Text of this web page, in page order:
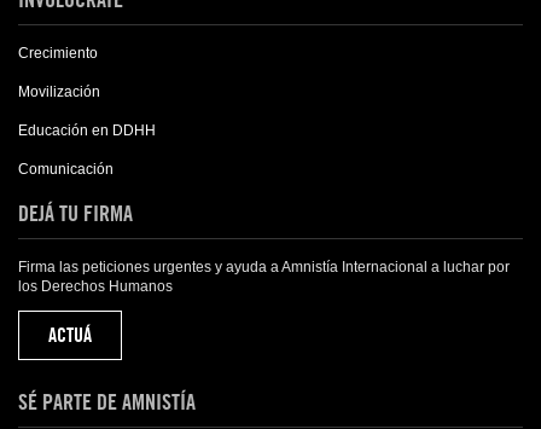
Crecimiento
Movilización
Educación en DDHH
Comunicación
DEJÁ TU FIRMA
Firma las peticiones urgentes y ayuda a Amnistía Internacional a luchar por
los Derechos Humanos
ACTUÁ
SÉ PARTE DE AMNISTÍA